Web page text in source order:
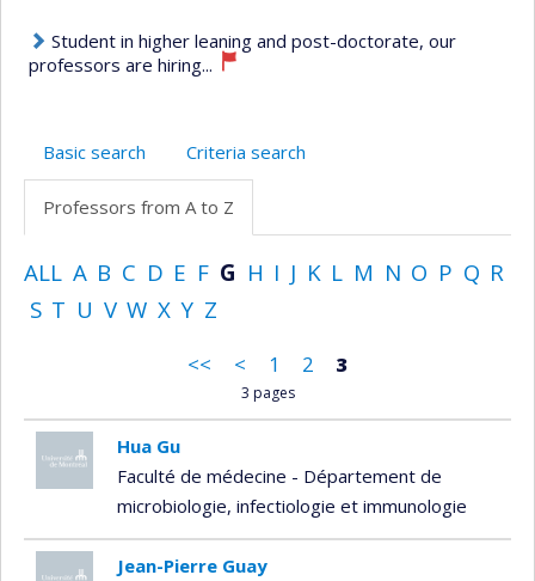
Student in higher leaning and post-doctorate, our
professors are hiring...
Basic search Criteria search
Professors from A to Z
ALL A B C D E F G H I J K L M N O P Q R
S T U V W X Y Z
<< < 1 2 3
3 pages
Hua Gu
Faculté de médecine - Département de
microbiologie, infectiologie et immunologie
Jean-Pierre Guay